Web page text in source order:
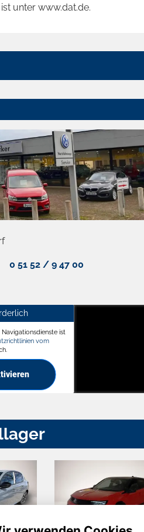
unter www.dat.de.
0 51 52 / 9 47 00
ist
vom